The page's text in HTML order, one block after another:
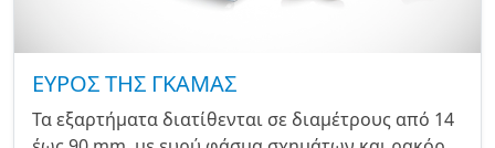
ΕΥΡΟΣ ΤΗΣ ΓΚΑΜΑΣ
Τα εξαρτήματα διατίθενται σε διαμέτρους από 14